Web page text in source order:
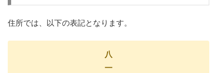
住所では、以下の表記となります。
八
一